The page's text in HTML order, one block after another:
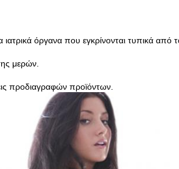
όργανα που εγκρίνονται τυπικά από
μερών.
προδιαγραφών προϊόντων.